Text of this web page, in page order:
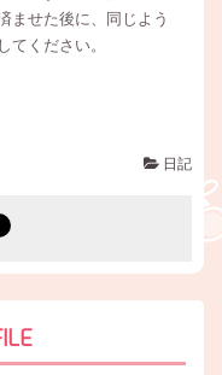
ませた後に、同じよう
てください。
日記